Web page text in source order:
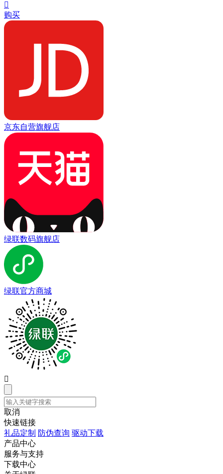

购买
京东自营旗舰店
绿联数码旗舰店
绿联官方商城

取消
快速链接
礼品定制 防伪查询 驱动下载
产品中心
服务与支持
下载中心